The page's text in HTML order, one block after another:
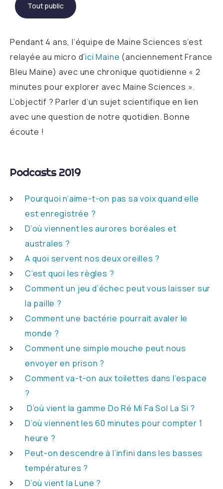
Tout public
Pendant 4 ans, l’équipe de Maine Sciences s’est
relayée au micro d’ici Maine (anciennement France
Bleu Maine) avec une chronique quotidienne « 2
minutes pour explorer avec Maine Sciences ».
L’objectif ? Parler d’un sujet scientifique en lien
avec une question de notre quotidien. Bonne
écoute !
Podcasts 2019
Pourquoi n’aime-t-on pas sa voix quand elle
est enregistrée ?
D’où viennent les aurores boréales et
australes ?
A quoi servent nos deux oreilles ?
C’est quoi les règles ?
Comment un jeu d’échec peut vous laisser sur
la paille ?
Comment une bactérie pourrait avaler le
monde ?
Comment une simple mouche peut nous
envoyer en prison ?
Comment va-t-on aux toilettes dans l’espace
?
D’où vient la gamme Do Ré Mi Fa Sol La Si ?
D’où viennent les 60 minutes pour compter 1
heure ?
Peut-on descendre à l’infini dans les basses
températures ?
D’où vient la Lune ?